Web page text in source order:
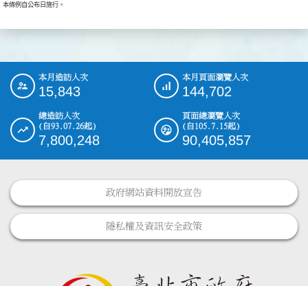
本條例自公布日施行。
::: 本月造訪人次
15,843
本月頁面瀏覽人次
144,702
總造訪人次
(自93.07.26起)
7,800,248
頁面總瀏覽人次
(自105.7.15起)
90,405,857
政府網站資料開放宣告
隱私權及資訊安全政策